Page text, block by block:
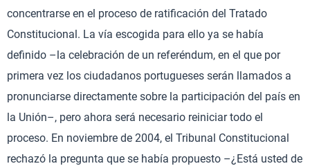
concentrarse en el proceso de ratificación del Tratado
Constitucional. La vía escogida para ello ya se había
definido –la celebración de un referéndum, en el que por
primera vez los ciudadanos portugueses serán llamados a
pronunciarse directamente sobre la participación del país en
la Unión–, pero ahora será necesario reiniciar todo el
proceso. En noviembre de 2004, el Tribunal Constitucional
rechazó la pregunta que se había propuesto –¿Está usted de